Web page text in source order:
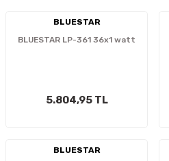
BLUESTAR
BLUESTAR LP-361 36x1 watt
5.804,95 TL
BLUESTAR